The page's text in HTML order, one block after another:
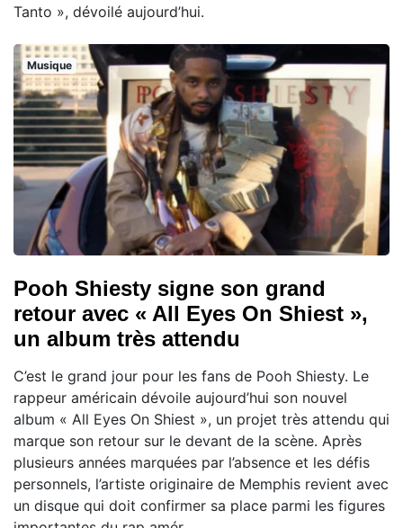
Tanto », dévoilé aujourd’hui.
Musique
Pooh Shiesty signe son grand
retour avec « All Eyes On Shiest »,
un album très attendu
C’est le grand jour pour les fans de Pooh Shiesty. Le
rappeur américain dévoile aujourd’hui son nouvel
album « All Eyes On Shiest », un projet très attendu qui
marque son retour sur le devant de la scène. Après
plusieurs années marquées par l’absence et les défis
personnels, l’artiste originaire de Memphis revient avec
un disque qui doit confirmer sa place parmi les figures